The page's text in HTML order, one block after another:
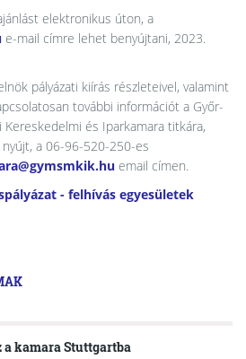
elektronikus úton, a
e-mail címre lehet benyújtani, 2023.
pályázati kiírás részleteivel, valamint
további információt a Győr-
és Iparkamara titkára,
a 06-96-520-250-es
email címen.
- felhívás egyesületek
a kamara Stuttgartba